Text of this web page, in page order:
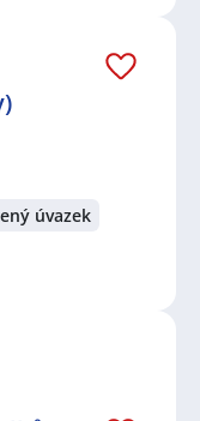
úvazek